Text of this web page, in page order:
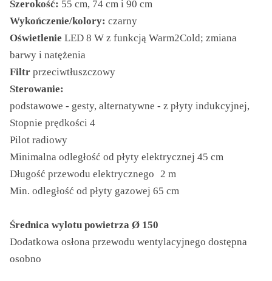
Szerokość: 55 cm, 74 cm i 90 cm
Wykończenie/kolory: czarny
Oświetlenie LED 8 W z funkcją Warm2Cold; zmiana
barwy i natężenia
Filtr przeciwtłuszczowy
Sterowanie:
podstawowe - gesty, alternatywne - z płyty indukcyjnej,
Stopnie prędkości 4
Pilot radiowy
Minimalna odległość od płyty elektrycznej 45 cm
Długość przewodu elektrycznego 2 m
Min. odległość od płyty gazowej 65 cm
Średnica wylotu powietrza Ø 150
Dodatkowa osłona przewodu wentylacyjnego dostępna
osobno